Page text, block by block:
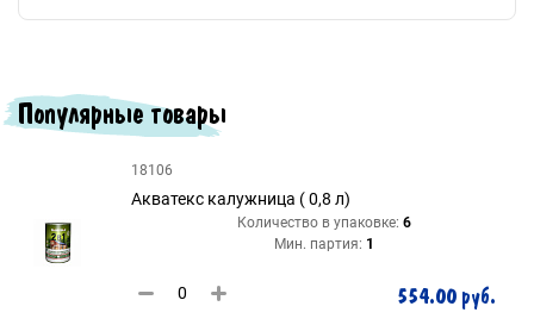
Популярные товары
18106
Акватекс калужница ( 0,8 л)
Количество в упаковке: 6
Мин. партия: 1
554.00 руб.